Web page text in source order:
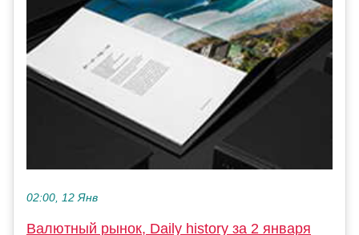
02:00, 12 Янв
Валютный рынок, Daily history за 2 января